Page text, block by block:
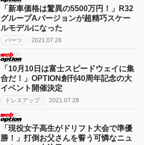
「新車価格は驚異の5500万円！」R32
グループAバージョンが超精巧スケー
ルモデルになった
パーツ 2021.07.28
「10月10日は富士スピードウェイに集
合だ！」OPTION創刊40周年記念の大
イベント開催決定
ドレスアップ 2021.07.28
「現役女子高生がドリフト大会で準優
勝！」打倒お父さんを誓う可憐なニュ